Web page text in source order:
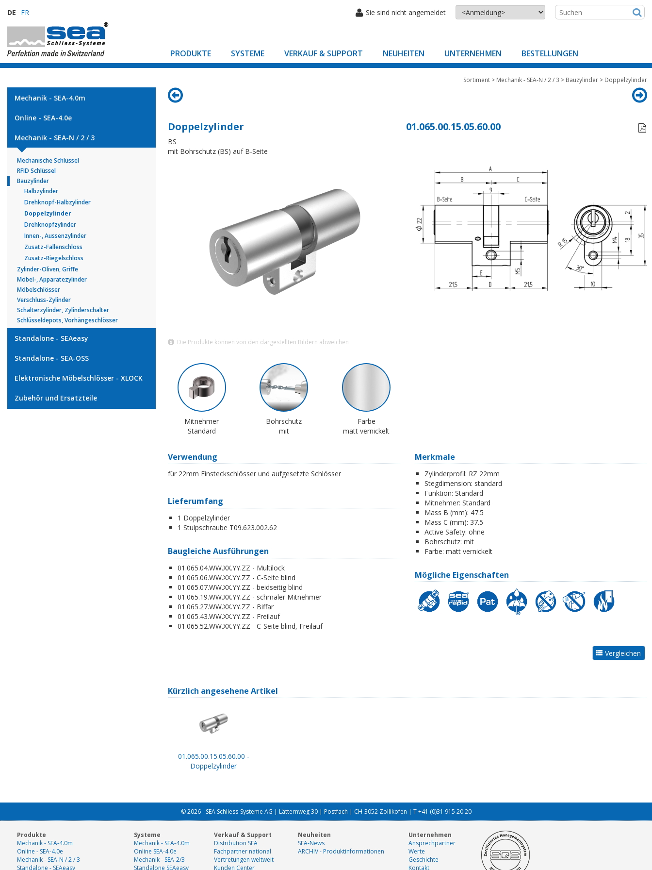
DE FR Sie sind nicht angemeldet
PRODUKTE SYSTEME VERKAUF & SUPPORT NEUHEITEN UNTERNEHMEN BESTELLUNGEN
Mechanik - SEA-4.0m
Online - SEA-4.0e
Mechanik - SEA-N / 2 / 3
Mechanische Schlüssel
RFID Schlüssel
Bauzylinder
Halbzylinder
Drehknopf-Halbzylinder
Doppelzylinder
Drehknopfzylinder
Innen-, Aussenzylinder
Zusatz-Fallenschloss
Zusatz-Riegelschloss
Zylinder-Oliven, Griffe
Möbel-, Apparatezylinder
Möbelschlösser
Verschluss-Zylinder
Schalterzylinder, Zylinderschalter
Schlüsseldepots, Vorhängeschlösser
Standalone - SEAeasy
Standalone - SEA-OSS
Elektronische Möbelschlösser - XLOCK
Zubehör und Ersatzteile
Sortiment > Mechanik - SEA-N / 2 / 3 > Bauzylinder > Doppelzylinder
Doppelzylinder 01.065.00.15.05.60.00

BS
mit Bohrschutz (BS) auf B-Seite
Die Produkte können von den dargestellten Bildern abweichen
Mitnehmer
Standard
Bohrschutz
mit
Farbe
matt vernickelt
Verwendung
für 22mm Einsteckschlösser und aufgesetzte Schlösser
Lieferumfang
1 Doppelzylinder
1 Stulpschraube T09.623.002.62
Baugleiche Ausführungen
01.065.04.WW.XX.YY.ZZ - Multilock
01.065.06.WW.XX.YY.ZZ - C-Seite blind
01.065.07.WW.XX.YY.ZZ - beidseitig blind
01.065.19.WW.XX.YY.ZZ - schmaler Mitnehmer
01.065.27.WW.XX.YY.ZZ - Biffar
01.065.43.WW.XX.YY.ZZ - Freilauf
01.065.52.WW.XX.YY.ZZ - C-Seite blind, Freilauf
Merkmale
Zylinderprofil: RZ 22mm
Stegdimension: standard
Funktion: Standard
Mitnehmer: Standard
Mass B (mm): 47.5
Mass C (mm): 37.5
Active Safety: ohne
Bohrschutz: mit
Farbe: matt vernickelt
Mögliche Eigenschaften
Kürzlich angesehene Artikel
01.065.00.15.05.60.00 -
Doppelzylinder
© 2026 - SEA Schliess-Systeme AG | Lätternweg 30 | Postfach | CH-3052 Zollikofen | T +41 (0)31 915 20 20
Produkte
Mechanik - SEA-4.0m
Online - SEA-4.0e
Mechanik - SEA-N / 2 / 3
Standalone - SEAeasy
Systeme
Mechanik - SEA-4.0m
Online SEA-4.0e
Mechanik - SEA-2/3
Standalone SEAeasy
Verkauf & Support
Distribution SEA
Fachpartner national
Vertretungen weltweit
Kunden Center
Neuheiten
SEA-News
ARCHIV - Produktinformationen
Unternehmen
Ansprechpartner
Werte
Geschichte
Kontakt